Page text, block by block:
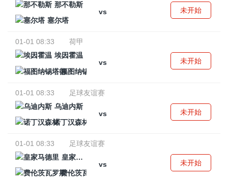
那不勒斯
vs
塞尔塔
未开始
01-01 08:33
荷甲
埃因霍温
vs
福图纳锡塔德
未开始
01-01 08:33
足球友谊赛
乌迪内斯
vs
诺丁汉森林
未开始
01-01 08:33
足球友谊赛
皇家马德里
vs
费伦茨瓦罗斯
未开始